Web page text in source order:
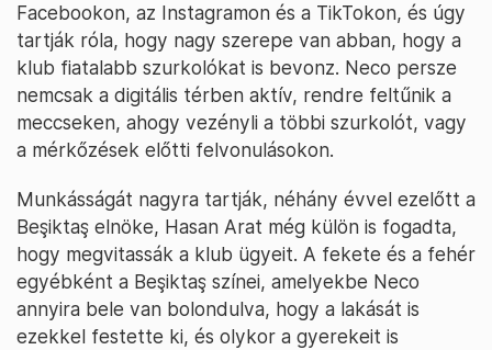
Facebookon, az Instagramon és a TikTokon, és úgy
tartják róla, hogy nagy szerepe van abban, hogy a
klub fiatalabb szurkolókat is bevonz. Neco persze
nemcsak a digitális térben aktív, rendre feltűnik a
meccseken, ahogy vezényli a többi szurkolót, vagy
a mérkőzések előtti felvonulásokon.
Munkásságát nagyra tartják, néhány évvel ezelőtt a
Beşiktaş elnöke, Hasan Arat még külön is fogadta,
hogy megvitassák a klub ügyeit. A fekete és a fehér
egyébként a Beşiktaş színei, amelyekbe Neco
annyira bele van bolondulva, hogy a lakását is
ezekkel festette ki, és olykor a gyerekeit is